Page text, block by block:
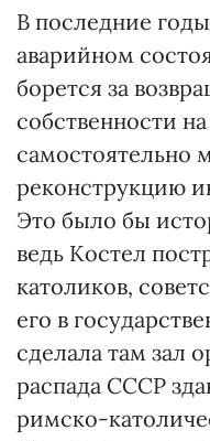
В последние
аварийном
борется за
собственности
самостоятельно
реконструкцию
Это было бы
ведь Костел
католиков,
его в
сделала там зал
распада СССР
римско-